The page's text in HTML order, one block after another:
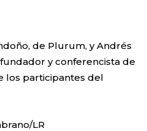
de Plurum, y Andrés
y conferencista de
los participantes del
LR